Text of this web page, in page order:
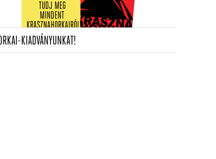
TUDJ MEG
MINDENT
KRASZNAHORKAIRÓL!
KIADVÁNYUNKAT!(CURRENT)